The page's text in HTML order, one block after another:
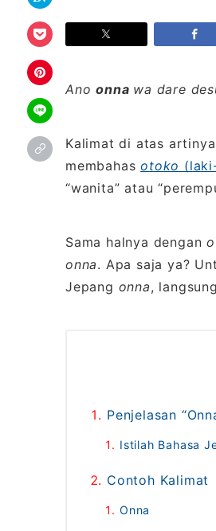
Anoonna wa dare
Kalimat di atas
membahasotoko
“wanita” atau
Sama halnya dengan
onna. Apa saja ya?
Jepang onna,
Penjelasan
Istilah Bahasa
Contoh Kalimat
Onna